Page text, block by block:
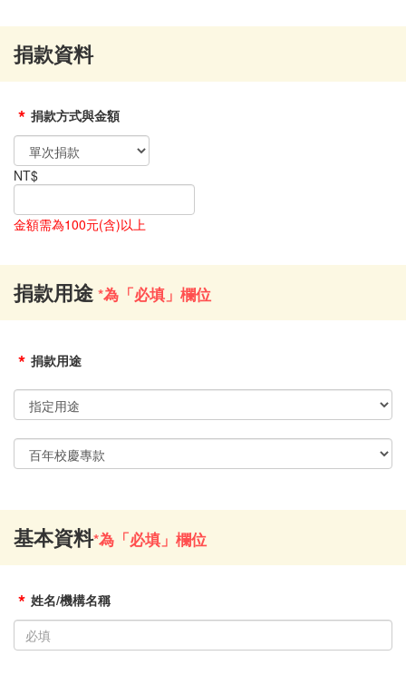
捐款資料
* 捐款方式與金額
NT$
金額需為100元(含)以上
捐款用途 *為「必填」欄位
* 捐款用途
基本資料*為「必填」欄位
* 姓名/機構名稱